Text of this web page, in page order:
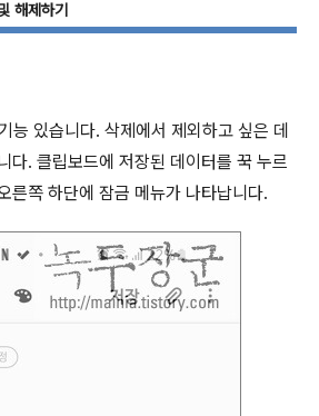
해제하기
능 있습니다. 삭제에서 제외하고 싶은 데
다. 클립보드에 저장된 데이터를 꾹 누르
른쪽 하단에 잠금 메뉴가 나타납니다.